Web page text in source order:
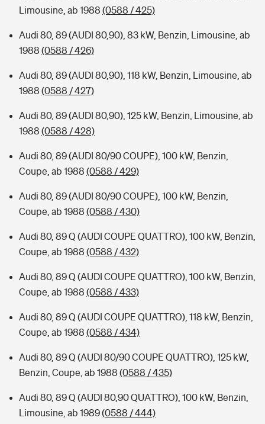
Limousine, ab 1988 (0588 / 425)
Audi 80, 89 (AUDI 80,90), 83 kW, Benzin, Limousine, ab
1988 (0588 / 426)
Audi 80, 89 (AUDI 80,90), 118 kW, Benzin, Limousine, ab
1988 (0588 / 427)
Audi 80, 89 (AUDI 80,90), 125 kW, Benzin, Limousine, ab
1988 (0588 / 428)
Audi 80, 89 (AUDI 80/90 COUPE), 100 kW, Benzin,
Coupe, ab 1988 (0588 / 429)
Audi 80, 89 (AUDI 80/90 COUPE), 100 kW, Benzin,
Coupe, ab 1988 (0588 / 430)
Audi 80, 89 Q (AUDI COUPE QUATTRO), 100 kW, Benzin,
Coupe, ab 1988 (0588 / 432)
Audi 80, 89 Q (AUDI COUPE QUATTRO), 100 kW, Benzin,
Coupe, ab 1988 (0588 / 433)
Audi 80, 89 Q (AUDI COUPE QUATTRO), 118 kW, Benzin,
Coupe, ab 1988 (0588 / 434)
Audi 80, 89 Q (AUDI 80/90 COUPE QUATTRO), 125 kW,
Benzin, Coupe, ab 1988 (0588 / 435)
Audi 80, 89 Q (AUDI 80,90 QUATTRO), 100 kW, Benzin,
Limousine, ab 1989(0588 / 444)